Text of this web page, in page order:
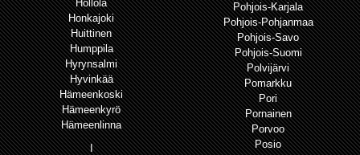
Hollola
Honkajoki
Huittinen
Humppila
Hyrynsalmi
Hyvinkää
Hämeenkoski
Hämeenkyrö
Hämeenlinna
I
Pohjois-Karjala
Pohjois-Pohjanmaa
Pohjois-Savo
Pohjois-Suomi
Polvijärvi
Pomarkku
Pori
Pornainen
Porvoo
Posio